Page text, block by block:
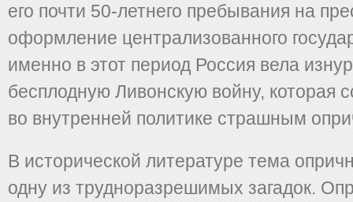
его почти 50-летнего пребывания на
оформление централизованного
именно в этот период Россия вела
бесплодную Ливонскую войну, которая
во внутренней политике страшным
В исторической литературе тема
одну из трудноразрешимых загадок.